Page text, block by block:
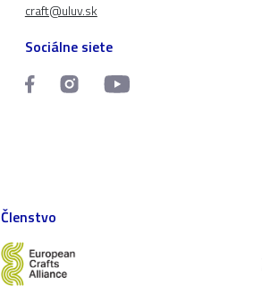
craft@uluv.sk
Sociálne siete
Členstvo